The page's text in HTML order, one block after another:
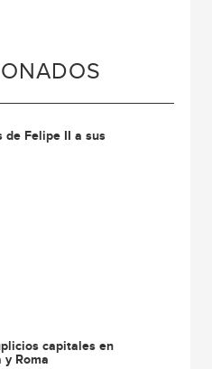
de Felipe II a sus
capitales en
y Roma